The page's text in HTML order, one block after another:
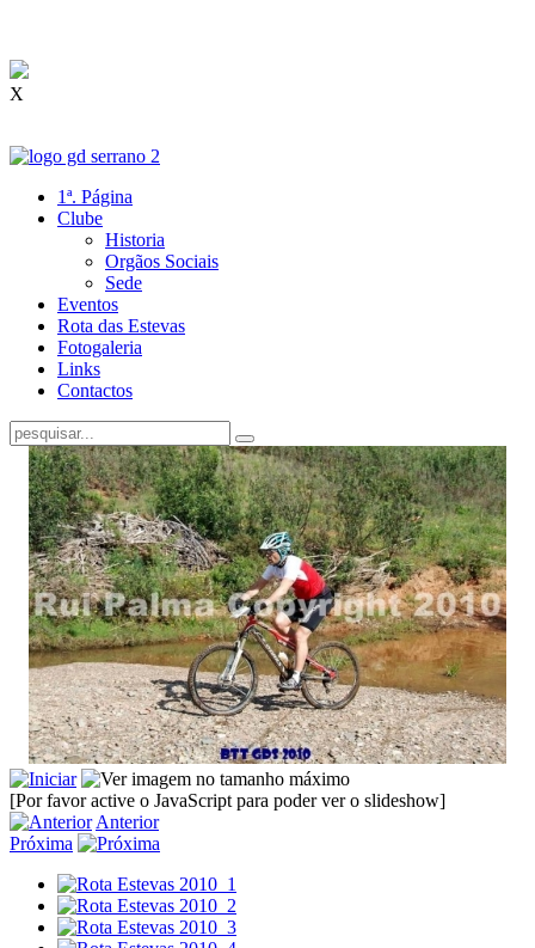
X
1ª. Página
Clube
Historia
Orgãos Sociais
Sede
Eventos
Rota das Estevas
Fotogaleria
Links
Contactos
[Por favor active o JavaScript para poder ver o slideshow]
Anterior
Próxima